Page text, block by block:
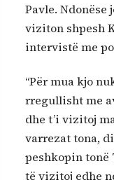
Pavle.
viziton shpesh
intervistë me
“Për mua kjo
rregullisht me
dhe t’i vizitoj
varrezat tona,
peshkopin tonë
të vizitoj edhe